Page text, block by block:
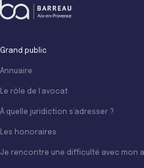
Grand public
Annuaire
Le rôle de l’avocat
À quelle juridiction s’adresser ?
Les honoraires
Je rencontre une difficulté avec mon